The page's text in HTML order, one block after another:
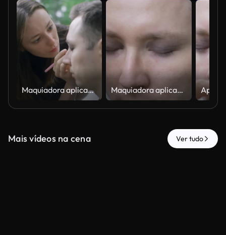
Maquiadora aplicando maquiagem escura em homem ao ar livre Maquiadora aplicando sombra escura em um homem
Mais vídeos na cena Ver tudo